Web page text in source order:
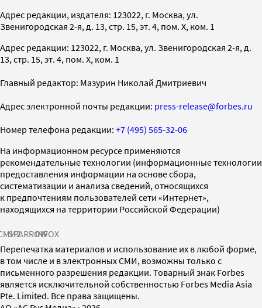
Адрес редакции, издателя: 123022, г. Москва, ул.
Звенигородская 2-я, д. 13, стр. 15, эт. 4, пом. X, ком. 1
Адрес редакции: 123022, г. Москва, ул. Звенигородская 2-я, д.
13, стр. 15, эт. 4, пом. X, ком. 1
Главный редактор: Мазурин Николай Дмитриевич
Адрес электронной почты редакции: press-release@forbes.ru
Номер телефона редакции: +7 (495) 565-32-06
На информационном ресурсе применяются
рекомендательные технологии (информационные технологии
предоставления информации на основе сбора,
систематизации и анализа сведений, относящихся
к предпочтениям пользователей сети «Интернет»,
находящихся на территории Российской Федерации)
SPARROWINFOX
Перепечатка материалов и использование их в любой форме,
в том числе и в электронных СМИ, возможны только с
письменного разрешения редакции. Товарный знак Forbes
является исключительной собственностью Forbes Media Asia
Pte. Limited. Все права защищены.